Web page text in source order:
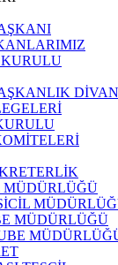
MÜDÜRLÜĞÜ
MÜDÜRLÜĞÜ